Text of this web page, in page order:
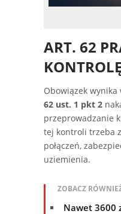
ART. 62
Obowiązek
62 ust. 1 pkt 2
przeprowadzanie
tej kontroli trzeba
połączeń,
uziemienia.
ZOBACZ
Nawet 3600